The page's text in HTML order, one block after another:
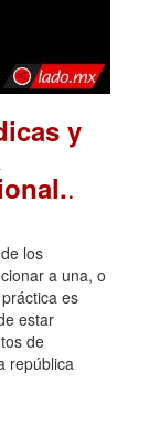
y
.
los
a una, o
es
estar
de
república